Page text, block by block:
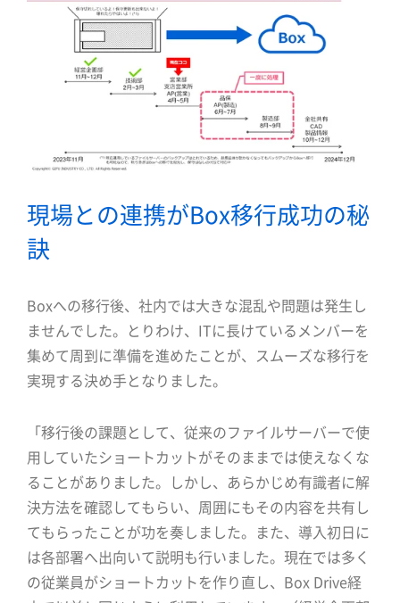
現場との連携がBox移行成功の秘
訣
Boxへの移行後、社内では大きな混乱や問題は発生し
ませんでした。とりわけ、ITに長けているメンバーを
集めて周到に準備を進めたことが、スムーズな移行を
実現する決め手となりました。
「移行後の課題として、従来のファイルサーバーで使
用していたショートカットがそのままでは使えなくな
ることがありました。しかし、あらかじめ有識者に解
決方法を確認してもらい、周囲にもその内容を共有し
てもらったことが功を奏しました。また、導入初日に
は各部署へ出向いて説明も行いました。現在では多く
の従業員がショートカットを作り直し、Box Drive経